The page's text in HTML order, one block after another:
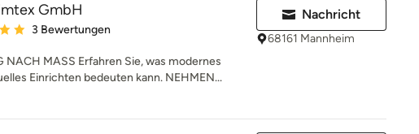
GmbH
Bewertung: 5 von 5 Sternen
3 Bewertungen
NACH MASS Erfahren Sie, was modernes
Einrichten bedeuten kann. NEHMEN...
Nachricht
68161 Mannheim